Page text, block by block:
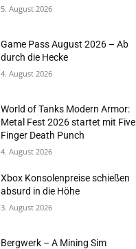
5. August 2026
Game Pass August 2026 – Ab
durch die Hecke
4. August 2026
World of Tanks Modern Armor:
Metal Fest 2026 startet mit Five
Finger Death Punch
4. August 2026
Xbox Konsolenpreise schießen
absurd in die Höhe
3. August 2026
Bergwerk – A Mining Sim